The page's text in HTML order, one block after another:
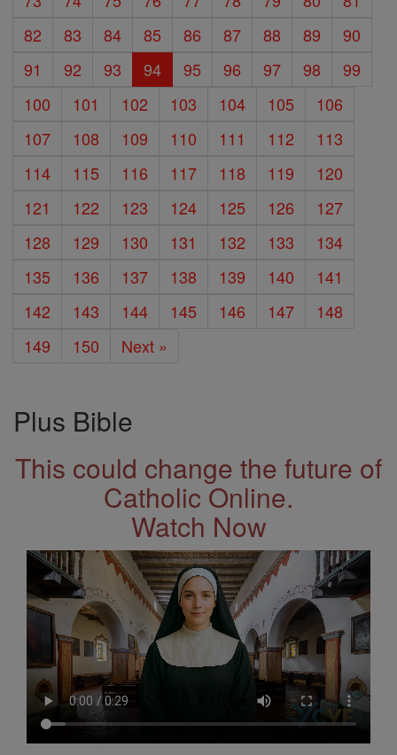
82
83 84 85 86 87 88 89
90
91
92 93 94 95 96 97 98
99
100
101 102 103 104 105
106
107
108 109 110 111 112
113
114
115 116 117 118 119
120
121
122 123 124 125 126
127
128
129 130 131 132 133
134
135
136 137 138 139 140
141
142
143 144 145 146 147
148
149
150 Next »
Plus Bible
This could change the future of
Catholic Online.
Watch Now